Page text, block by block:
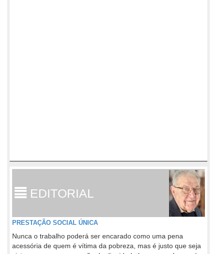
EDITORIAL
PRESTAÇÃO SOCIAL ÚNICA
Nunca o trabalho poderá ser encarado como uma pena
acessória de quem é vítima da pobreza, mas é justo que seja